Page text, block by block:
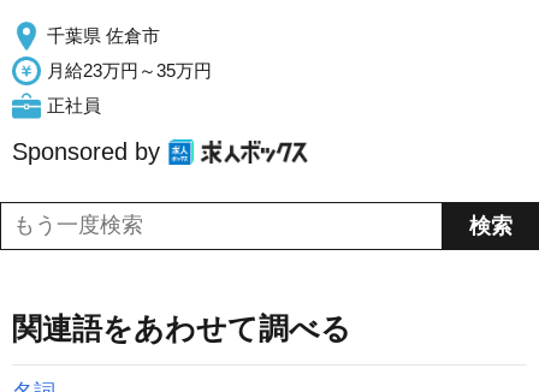
千葉県 佐倉市
月給23万円～35万円
正社員
Sponsored by
関連語をあわせて調べる